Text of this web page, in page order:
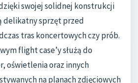
swojej solidnej konstrukcji
delikatny sprzęt przed
tras koncertowych czy prób.
flight case’y służą do
oświetlenia oraz innych
na planach zdjęciowych